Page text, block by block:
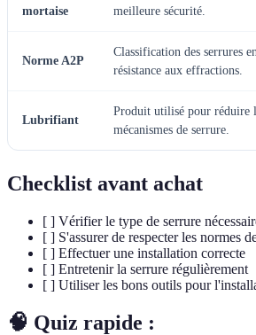
mortaise
meilleure sécurité.
Norme A2P
Classification des serrures
résistance aux effractions.
Lubrifiant
Produit utilisé pour réduire
mécanismes de serrure.
Checklist avant achat
[ ] Vérifier le type de serrure
[ ] S'assurer de respecter les normes
[ ] Effectuer une installation correcte
[ ] Entretenir la serrure régulièrement
[ ] Utiliser les bons outils pour
🧠 Quiz rapide :